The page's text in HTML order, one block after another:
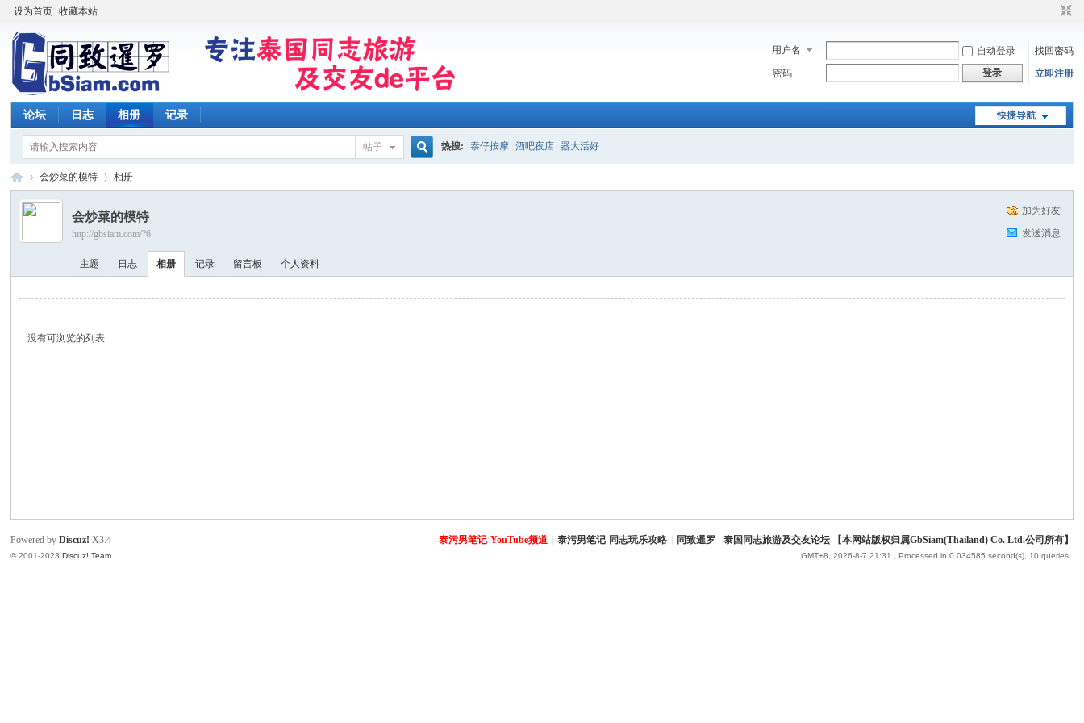
设为首页 收藏本站
用户名 自动登录
找回密码
密码
登录 立即注册
快捷导航
论坛 日志 相册 记录
帖子 热搜: 泰仔按摩 酒吧夜店 器大活好
›
会炒菜的模特 相册
加为好友
发送消息
会炒菜的模特
http://gbsiam.com/?6
主题 日志 相册 记录 留言板 个人资料
没有可浏览的列表
泰污男笔记-YouTube频道 泰污男笔记-同志玩乐攻略 同致暹罗 - 泰国同志旅游及交友论坛 【本网站版权归属GbSiam(Thailand) Co. Ltd.公司所有】
GMT+8, 2026-8-7 21:31 , Processed in 0.034585 second(s), 10 queries .
Powered byDiscuz! X3.4
© 2001-2023Discuz! Team